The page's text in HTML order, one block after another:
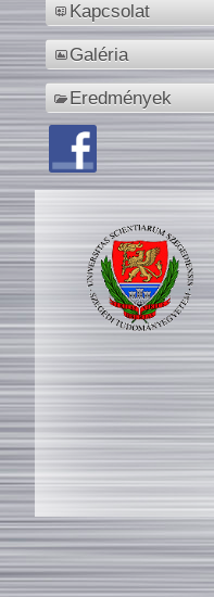
Kapcsolat
Galéria
Eredmények